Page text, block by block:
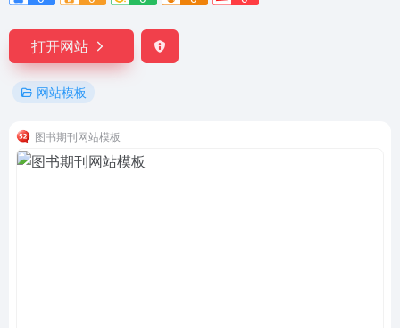
打开网站
网站模板
图书期刊网站模板